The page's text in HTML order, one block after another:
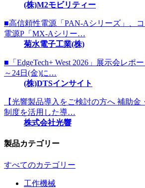
(株)M2モビリティー
■高信頼性電源「PAN-Aシリーズ」、
電源P「MX-Aシリー…
菊水電子工業(株)
■「EdgeTech+ West 2026」展示会レポ
～24日(金)に…
(株)DTSインサイト
【光響製品導入をご検討の方へ 補助
制度を活用した導…
株式会社光響
製品カテゴリー
すべてのカテゴリー
工作機械